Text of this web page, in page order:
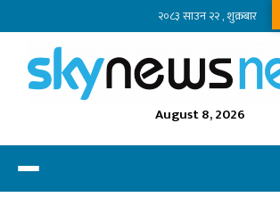
२०८३ साउन २२ , शुक्रबार
August 8, 2026